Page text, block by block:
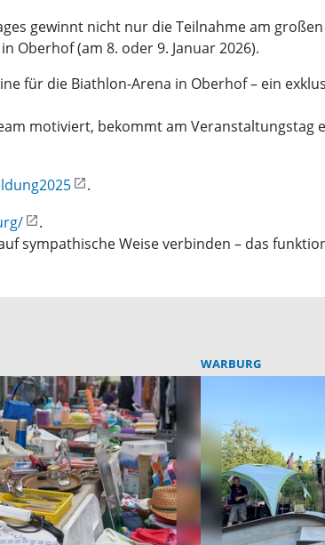
gewinnt nicht nur die Teilnahme am
Oberhof (am 8. oder 9. Januar 2026).
für die Biathlon-Arena in Oberhof – ein
motiviert, bekommt am Veranstaltungstag
.
.
sympathische Weise verbinden – das
WARBURG